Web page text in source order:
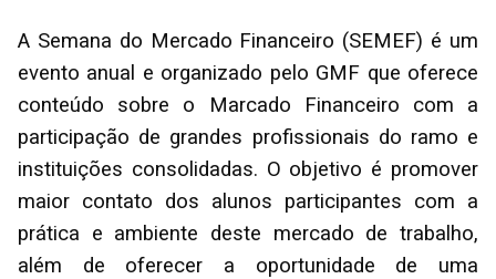
A Semana do Mercado Financeiro (SEMEF) é um
evento anual e organizado pelo GMF que oferece
conteúdo sobre o Marcado Financeiro com a
participação de grandes profissionais do ramo e
instituições consolidadas. O objetivo é promover
maior contato dos alunos participantes com a
prática e ambiente deste mercado de trabalho,
além de oferecer a oportunidade de uma